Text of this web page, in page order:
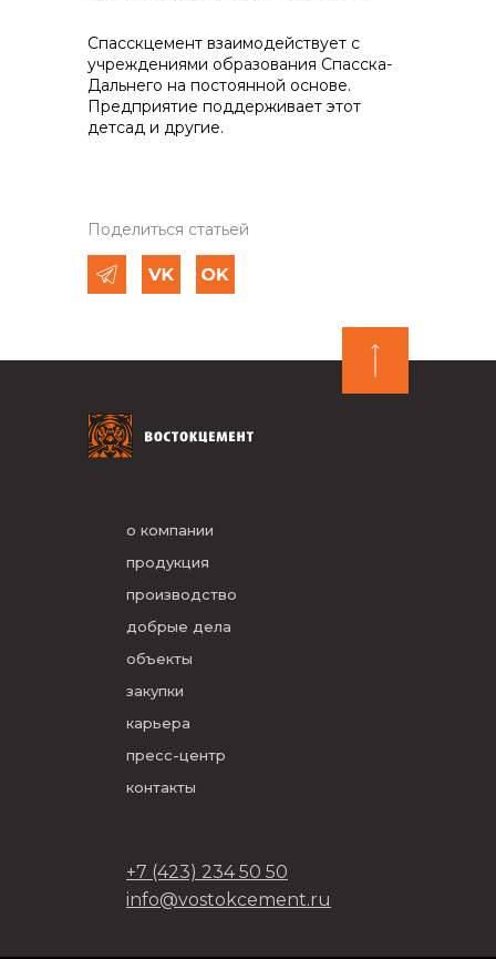
Спасскцемент взаимодействует с
учреждениями образования Спасска-
Дальнего на постоянной основе.
Предприятие поддерживает этот
детсад и другие.
Поделиться статьей
о компании
продукция
производство
добрые дела
объекты
закупки
карьера
пресс-центр
контакты
+7 (423) 234 50 50
info@vostokcement.ru